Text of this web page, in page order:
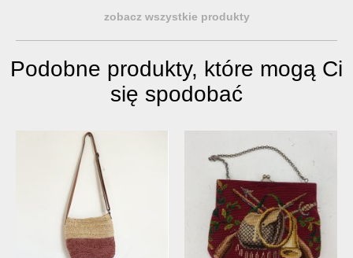
zobacz wszystkie produkty
Podobne produkty, które mogą Ci
się spodobać